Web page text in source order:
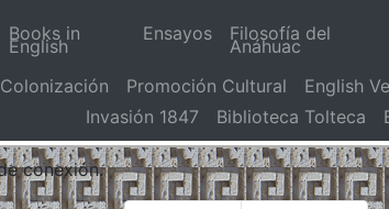
Books in
English
Ensayos Filosofía del
Anáhuac
Colonización Promoción Cultural English
Invasión 1847
Biblioteca Tolteca
conexión.